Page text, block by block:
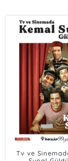
Tv ve